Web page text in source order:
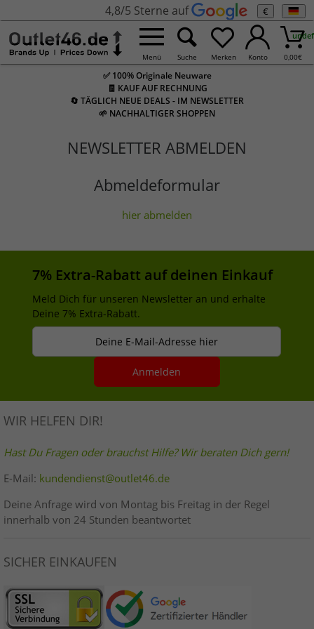
4,8/5 Sterne auf €
Menü Suche Merken Konto 0,00€
✅ 100% Originale Neuware
🧾 KAUF AUF RECHNUNG
🔄 TÄGLICH NEUE DEALS - IM NEWSLETTER
🌱 NACHHALTIGER SHOPPEN
NEWSLETTER ABMELDEN
Abmeldeformular
hier abmelden
7% Extra-Rabatt auf deinen Einkauf
Meld Dich für unseren Newsletter an und erhalte
Deine 7% Extra-Rabatt.
Deine E-Mail-Adresse hier
Anmelden
WIR HELFEN DIR!
Hast Du Fragen oder brauchst Hilfe? Wir beraten Dich gern!
E-Mail: kundendienst@outlet46.de
Deine Anfrage wird von Montag bis Freitag in der Regel
innerhalb von 24 Stunden beantwortet
SICHER EINKAUFEN